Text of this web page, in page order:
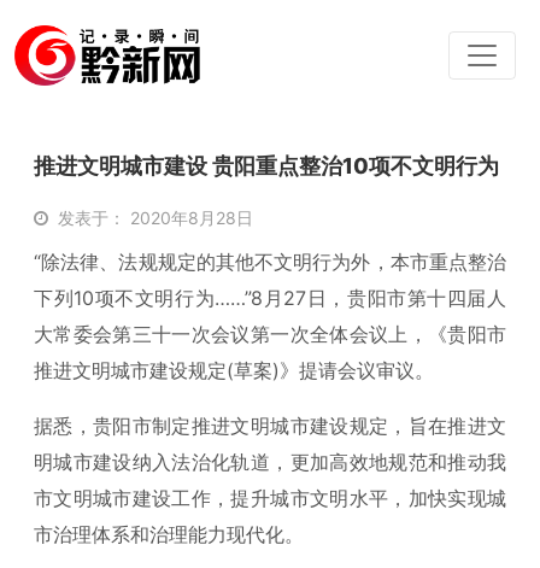
推进文明城市建设 贵阳重点整治10项不文明行为
发表于： 2020年8月28日
“除法律、法规规定的其他不文明行为外，本市重点整治
下列10项不文明行为……”8月27日，贵阳市第十四届人
大常委会第三十一次会议第一次全体会议上，《贵阳市
推进文明城市建设规定(草案)》提请会议审议。
据悉，贵阳市制定推进文明城市建设规定，旨在推进文
明城市建设纳入法治化轨道，更加高效地规范和推动我
市文明城市建设工作，提升城市文明水平，加快实现城
市治理体系和治理能力现代化。